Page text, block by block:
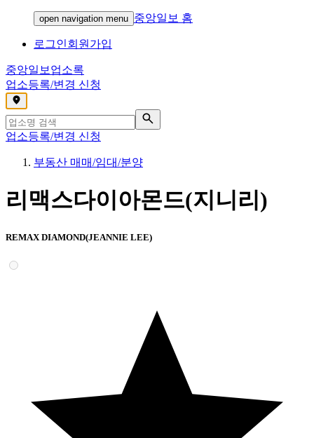
open navigation menu 중앙일보 홈
로그인회원가입
중앙일보 업소록
업소등록/변경 신청
,
업소등록/변경 신청
부동산 매매/임대/분양
리맥스다이아몬드(지니리)
REMAX DIAMOND(JEANNIE LEE)